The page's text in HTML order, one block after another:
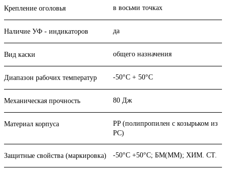
Крепление оголовья в восьми точках
Наличие УФ - индикаторов да
Вид каски общего назначения
Диапазон рабочих температур -50°C + 50°C
Механическая прочность 80 Дж
Материал корпуса
PP (полипропилен с козырьком из
РС)
Защитные свойства (маркировка) -50°C +50°C; БM(ММ); ХИМ. СТ.